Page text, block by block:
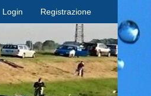
Login Registrazione